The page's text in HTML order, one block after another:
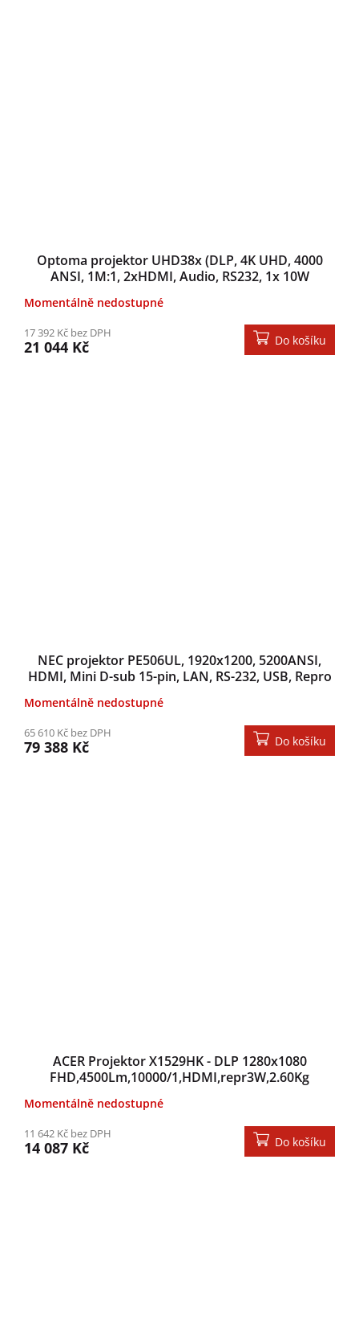
Optoma projektor UHD38x (DLP, 4K UHD, 4000
ANSI, 1M:1, 2xHDMI, Audio, RS232, 1x 10W
Momentálně nedostupné
17 392 Kč bez DPH
21 044 Kč Do košíku
NEC projektor PE506UL, 1920x1200, 5200ANSI,
HDMI, Mini D-sub 15-pin, LAN, RS-232, USB, Repro
Momentálně nedostupné
65 610 Kč bez DPH
79 388 Kč Do košíku
ACER Projektor X1529HK - DLP 1280x1080
FHD,4500Lm,10000/1,HDMI,repr3W,2.60Kg
Momentálně nedostupné
11 642 Kč bez DPH
14 087 Kč Do košíku